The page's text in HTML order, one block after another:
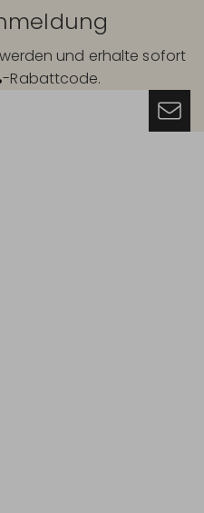
und erhalte sofort
-Rabattcode.